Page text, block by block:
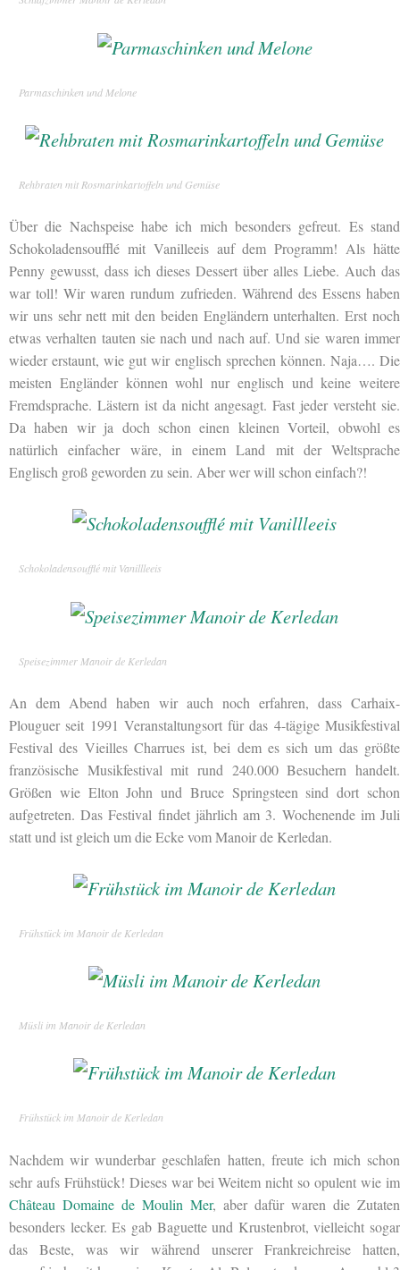
Parmaschinken und Melone
Rehbraten mit Rosmarinkartoffeln und Gemüse
Über die Nachspeise habe ich mich besonders gefreut. Es stand
Schokoladensoufflé mit Vanilleeis auf dem Programm! Als hätte
Penny gewusst, dass ich dieses Dessert über alles Liebe. Auch das
war toll! Wir waren rundum zufrieden. Während des Essens haben
wir uns sehr nett mit den beiden Engländern unterhalten. Erst noch
etwas verhalten tauten sie nach und nach auf. Und sie waren immer
wieder erstaunt, wie gut wir englisch sprechen können. Naja…. Die
meisten Engländer können wohl nur englisch und keine weitere
Fremdsprache. Lästern ist da nicht angesagt. Fast jeder versteht sie.
Da haben wir ja doch schon einen kleinen Vorteil, obwohl es
natürlich einfacher wäre, in einem Land mit der Weltsprache
Englisch groß geworden zu sein. Aber wer will schon einfach?!
Schokoladensoufflé mit Vanillleeis
Speisezimmer Manoir de Kerledan
An dem Abend haben wir auch noch erfahren, dass Carhaix-
Plouguer seit 1991 Veranstaltungsort für das 4-tägige Musikfestival
Festival des Vieilles Charrues ist, bei dem es sich um das größte
französische Musikfestival mit rund 240.000 Besuchern handelt.
Größen wie Elton John und Bruce Springsteen sind dort schon
aufgetreten. Das Festival findet jährlich am 3. Wochenende im Juli
statt und ist gleich um die Ecke vom Manoir de Kerledan.
Frühstück im Manoir de Kerledan
Müsli im Manoir de Kerledan
Frühstück im Manoir de Kerledan
Nachdem wir wunderbar geschlafen hatten, freute ich mich schon
sehr aufs Frühstück! Dieses war bei Weitem nicht so opulent wie im
Château Domaine de Moulin Mer, aber dafür waren die Zutaten
besonders lecker. Es gab Baguette und Krustenbrot, vielleicht sogar
das Beste, was wir während unserer Frankreichreise hatten,